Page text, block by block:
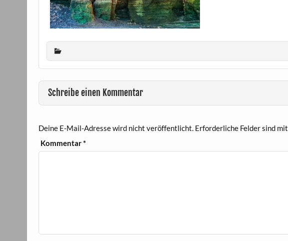
Schreibe einen Kommentar
Deine E-Mail-Adresse wird nicht veröffentlicht. Erforderliche Felder sind mit
Kommentar*